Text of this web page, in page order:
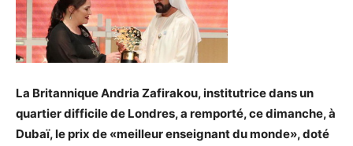
La Britannique Andria Zafirakou, institutrice dans un
quartier difficile de Londres, a remporté, ce dimanche, à
Dubaï, le prix de «meilleur enseignant du monde», doté